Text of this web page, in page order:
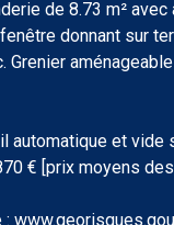
de 8.73 m²
donnant sur
automatique et vide
€ [prix moyens